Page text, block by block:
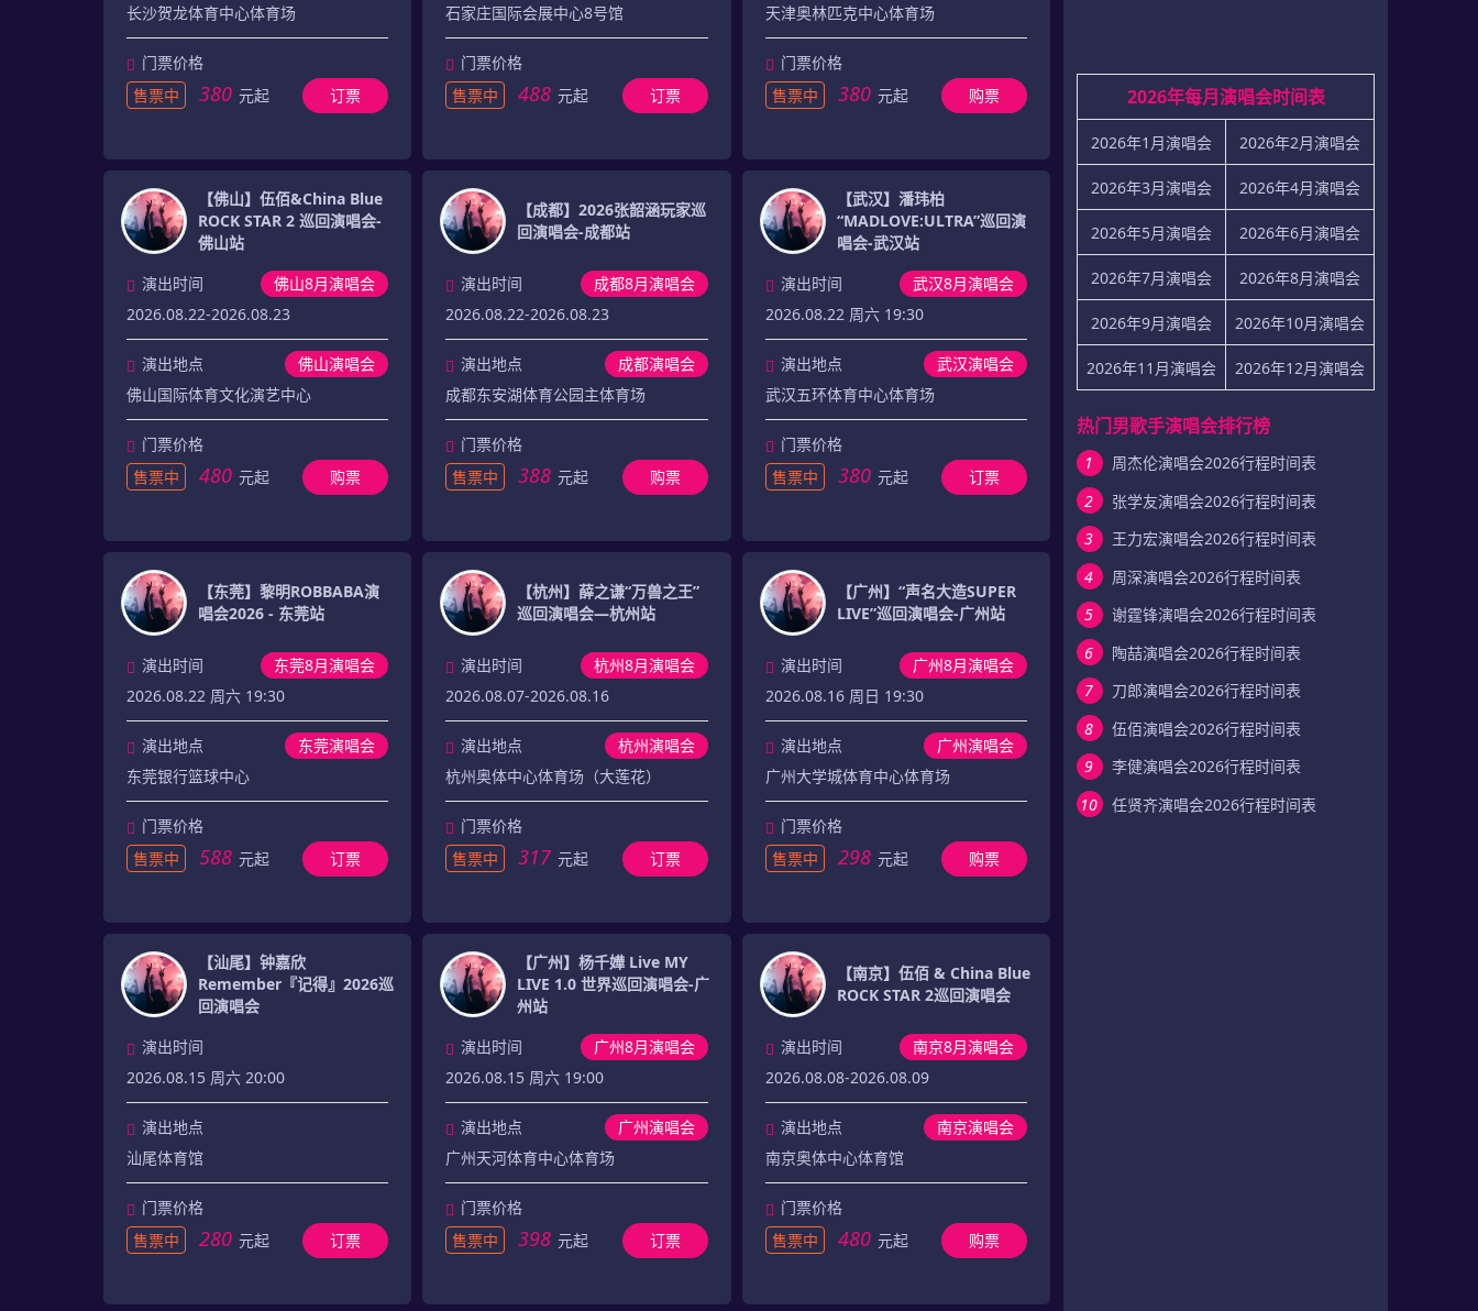
长沙贺龙体育中心体育场
门票价格
售票中
380 元起 订票
石家庄国际会展中心8号馆
门票价格
售票中
488 元起 订票
天津奥林匹克中心体育场
门票价格
售票中
380 元起 购票
【佛山】伍佰&China Blue
ROCK STAR 2 巡回演唱会-
佛山站
佛山8月演唱会
演出时间
2026.08.22-2026.08.23
演出地点
佛山演唱会
佛山国际体育文化演艺中心
门票价格
售票中
480 元起 购票
【成都】2026张韶涵玩家巡
回演唱会-成都站
成都8月演唱会
演出时间
2026.08.22-2026.08.23
演出地点
成都演唱会
成都东安湖体育公园主体育场
门票价格
售票中
388 元起 购票
【武汉】潘玮柏
“MADLOVE:ULTRA”巡回演
唱会-武汉站
武汉8月演唱会
演出时间
2026.08.22 周六 19:30
演出地点
武汉演唱会
武汉五环体育中心体育场
门票价格
售票中
380 元起 订票
【东莞】黎明ROBBABA演
唱会2026 - 东莞站
东莞8月演唱会
演出时间
2026.08.22 周六 19:30
演出地点
东莞演唱会
东莞银行篮球中心
门票价格
售票中
588 元起 订票
【杭州】薛之谦“万兽之王”
巡回演唱会—杭州站
杭州8月演唱会
演出时间
2026.08.07-2026.08.16
演出地点
杭州演唱会
杭州奥体中心体育场（大莲花）
门票价格
售票中
317 元起 订票
【广州】“声名大造SUPER
LIVE”巡回演唱会-广州站
广州8月演唱会
演出时间
2026.08.16 周日 19:30
演出地点
广州演唱会
广州大学城体育中心体育场
门票价格
售票中
298 元起 购票
【汕尾】钟嘉欣
Remember『记得』2026巡
回演唱会
演出时间
2026.08.15 周六 20:00
演出地点
汕尾体育馆
门票价格
售票中
280 元起 订票
【广州】杨千嬅 Live MY
LIVE 1.0 世界巡回演唱会-广
州站
广州8月演唱会
演出时间
2026.08.15 周六 19:00
演出地点
广州演唱会
广州天河体育中心体育场
门票价格
售票中
398 元起 订票
【南京】伍佰 & China Blue
ROCK STAR 2巡回演唱会
南京8月演唱会
演出时间
2026.08.08-2026.08.09
演出地点
南京演唱会
南京奥体中心体育馆
门票价格
售票中
480 元起 购票
2026年每月演唱会时间表
2026年1月演唱会 2026年2月演唱会
2026年3月演唱会 2026年4月演唱会
2026年5月演唱会 2026年6月演唱会
2026年7月演唱会 2026年8月演唱会
2026年9月演唱会 2026年10月演唱会
2026年11月演唱会 2026年12月演唱会
热门男歌手演唱会排行榜
1
周杰伦演唱会2026行程时间表
2
张学友演唱会2026行程时间表
3
王力宏演唱会2026行程时间表
4
周深演唱会2026行程时间表
5
谢霆锋演唱会2026行程时间表
6
陶喆演唱会2026行程时间表
7
刀郎演唱会2026行程时间表
8
伍佰演唱会2026行程时间表
9
李健演唱会2026行程时间表
10
任贤齐演唱会2026行程时间表